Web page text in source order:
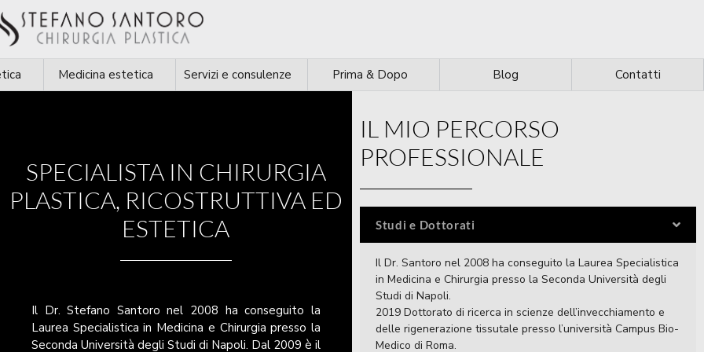
Medicina estetica Servizi e consulenze Prima & Dopo Blog Contatti
SPECIALISTA IN CHIRURGIA
PLASTICA, RICOSTRUTTIVA ED
ESTETICA
Il Dr. Stefano Santoro nel 2008 ha conseguito la
Laurea Specialistica in Medicina e Chirurgia presso la
Seconda Università degli Studi di Napoli. Dal 2009 è il
IL MIO PERCORSO
PROFESSIONALE
Studi e Dottorati
Il Dr. Santoro nel 2008 ha conseguito la Laurea Specialistica
in Medicina e Chirurgia presso la Seconda Università degli
Studi di Napoli.
2019 Dottorato di ricerca in scienze dell’invecchiamento e
delle rigenerazione tissutale presso l’università Campus Bio-
Medico di Roma.